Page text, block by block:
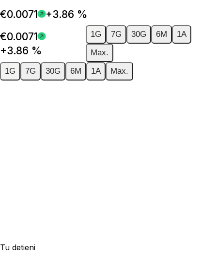
€0.0071
+3.86 %
€0.0071
+3.86 %
1G 7G 30G 6M
1A
Max.
1G
7G 30G 6M 1A Max.
Tu detieni